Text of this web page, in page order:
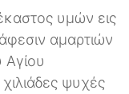
υμών εις
αμαρτιών
Αγίου
ψυχές